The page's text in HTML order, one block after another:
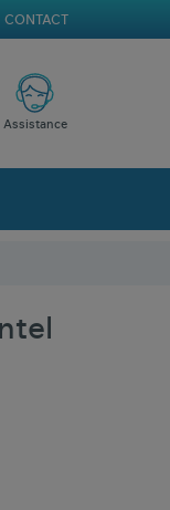
CONTACT
Assistance